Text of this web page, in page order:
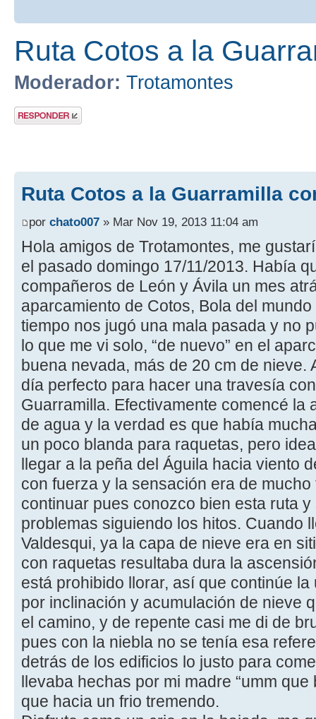
Ruta Cotos a la
Moderador: Trotamontes
Publicar una
respuesta
Ruta Cotos a la Guarramilla
por chato007 » Mar Nov 19, 2013 11:04 am
Hola amigos de Trotamontes, me
el pasado domingo 17/11/2013. Había
compañeros de León y Ávila un mes
aparcamiento de Cotos, Bola del
tiempo nos jugó una mala pasada y no
lo que me vi solo, “de nuevo” en el
buena nevada, más de 20 cm de nieve.
día perfecto para hacer una travesía
Guarramilla. Efectivamente comencé la
de agua y la verdad es que había
un poco blanda para raquetas, pero
llegar a la peña del Águila hacia viento
con fuerza y la sensación era de
continuar pues conozco bien esta ruta
problemas siguiendo los hitos. Cuando
Valdesqui, ya la capa de nieve era en
con raquetas resultaba dura la
está prohibido llorar, así que continúe
por inclinación y acumulación de nieve
el camino, y de repente casi me di de
pues con la niebla no se tenía esa
detrás de los edificios lo justo para
llevaba hechas por mi madre “umm
que hacia un frio tremendo.